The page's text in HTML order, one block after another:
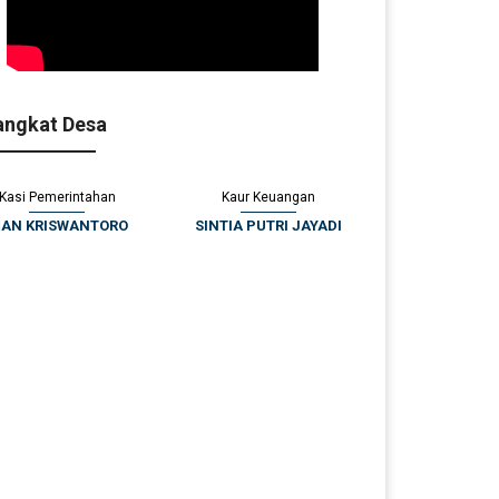
Desa
Kasi Pemerintahan
KRISWANTORO
Kaur Keuangan
SINTIA PUTRI JAYADI